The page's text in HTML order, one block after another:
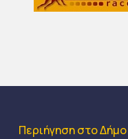
Περιήγηση στο Δήμο